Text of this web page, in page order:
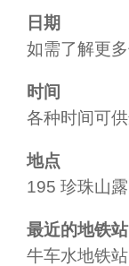
日期
如需了解更
时间
各种时间可供
地点
195 珍珠山
最近的地铁站
牛车水地铁站